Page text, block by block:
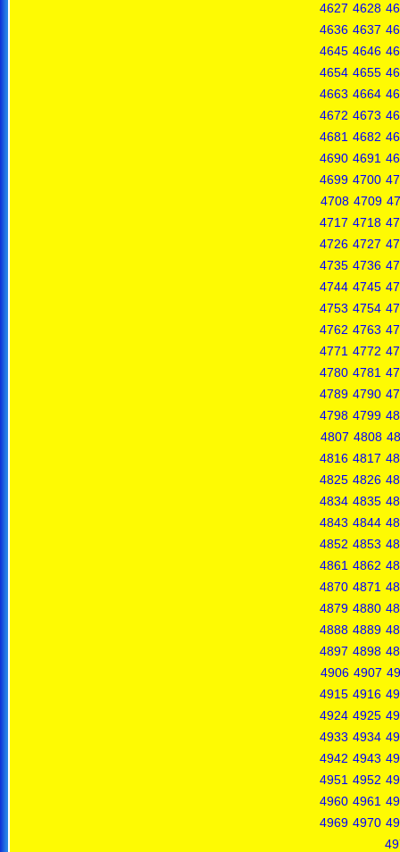
4627 4628
4636 4637
4645 4646
4654 4655
4663 4664
4672 4673
4681 4682
4690 4691
4699 4700
4708 4709
4717 4718
4726 4727
4735 4736
4744 4745
4753 4754
4762 4763
4771 4772
4780 4781
4789 4790
4798 4799
4807 4808
4816 4817
4825 4826
4834 4835
4843 4844
4852 4853
4861 4862
4870 4871
4879 4880
4888 4889
4897 4898
4906 4907
4915 4916
4924 4925
4933 4934
4942 4943
4951 4952
4960 4961
4969 4970